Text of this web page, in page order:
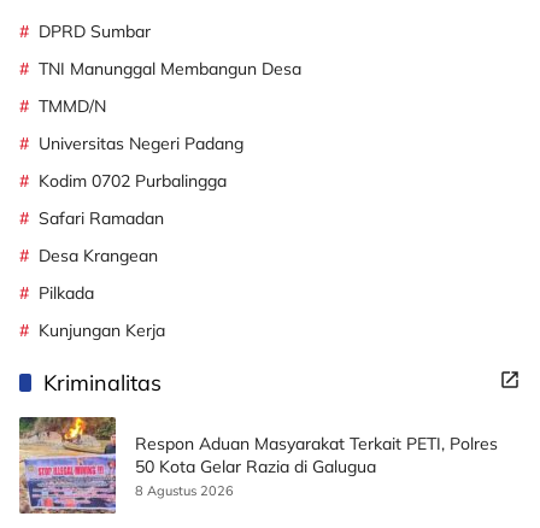
DPRD Sumbar
TNI Manunggal Membangun Desa
TMMD/N
Universitas Negeri Padang
Kodim 0702 Purbalingga
Safari Ramadan
Desa Krangean
Pilkada
Kunjungan Kerja
Kriminalitas
Respon Aduan Masyarakat Terkait PETI, Polres
50 Kota Gelar Razia di Galugua
8 Agustus 2026